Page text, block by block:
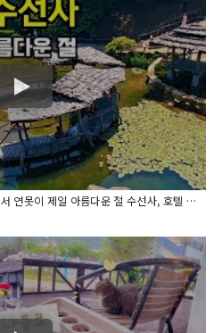
[경남 산청 가볼만한 곳] 대한민국에서 연못이 제일 아름다운 절 수선사, 호텔 뺨치는 아름다운 화장실은 덤 / 경남 산청 수선사